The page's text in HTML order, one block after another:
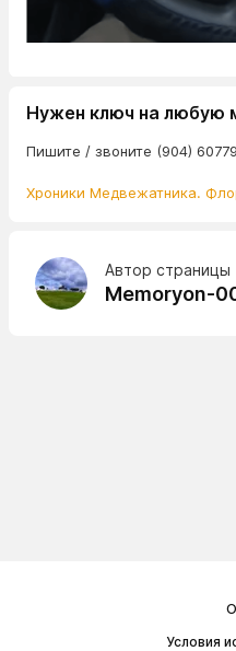
Нужен ключ на любую
Пишите / звоните (904)
Хроники Медвежатника.
Автор страницы
Memoryon-
Условия